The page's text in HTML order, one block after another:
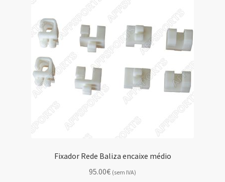
Fixador Rede Baliza encaixe médio
95.00€ (sem IVA)